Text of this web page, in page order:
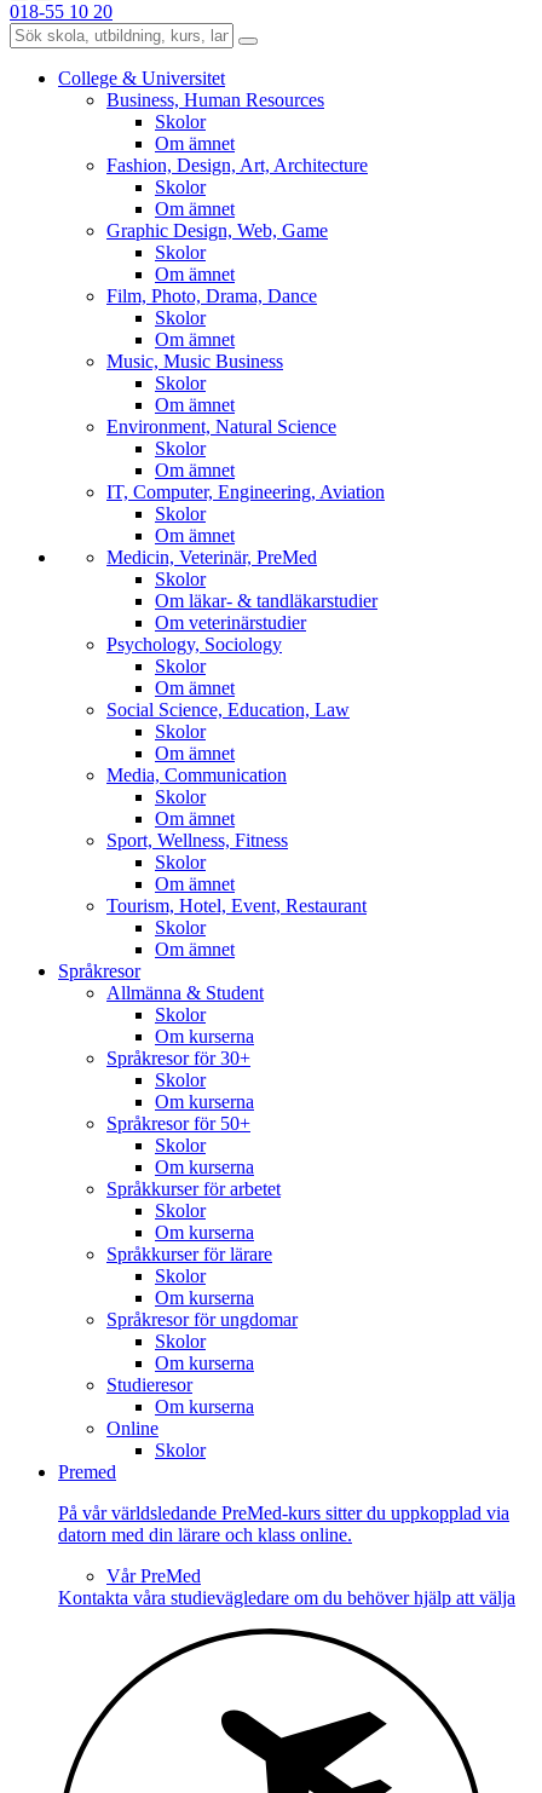
018-55 10 20
College & Universitet
Business, Human Resources
Skolor
Om ämnet
Fashion, Design, Art, Architecture
Skolor
Om ämnet
Graphic Design, Web, Game
Skolor
Om ämnet
Film, Photo, Drama, Dance
Skolor
Om ämnet
Music, Music Business
Skolor
Om ämnet
Environment, Natural Science
Skolor
Om ämnet
IT, Computer, Engineering, Aviation
Skolor
Om ämnet
Medicin, Veterinär, PreMed
Skolor
Om läkar- & tandläkarstudier
Om veterinärstudier
Psychology, Sociology
Skolor
Om ämnet
Social Science, Education, Law
Skolor
Om ämnet
Media, Communication
Skolor
Om ämnet
Sport, Wellness, Fitness
Skolor
Om ämnet
Tourism, Hotel, Event, Restaurant
Skolor
Om ämnet
Språkresor
Allmänna & Student
Skolor
Om kurserna
Språkresor för 30+
Skolor
Om kurserna
Språkresor för 50+
Skolor
Om kurserna
Språkkurser för arbetet
Skolor
Om kurserna
Språkkurser för lärare
Skolor
Om kurserna
Språkresor för ungdomar
Skolor
Om kurserna
Studieresor
Om kurserna
Online
Skolor
Premed
På vår världsledande PreMed-kurs sitter du uppkopplad via
datorn med din lärare och klass online.
Vår PreMed
Kontakta våra studievägledare om du behöver hjälp att välja